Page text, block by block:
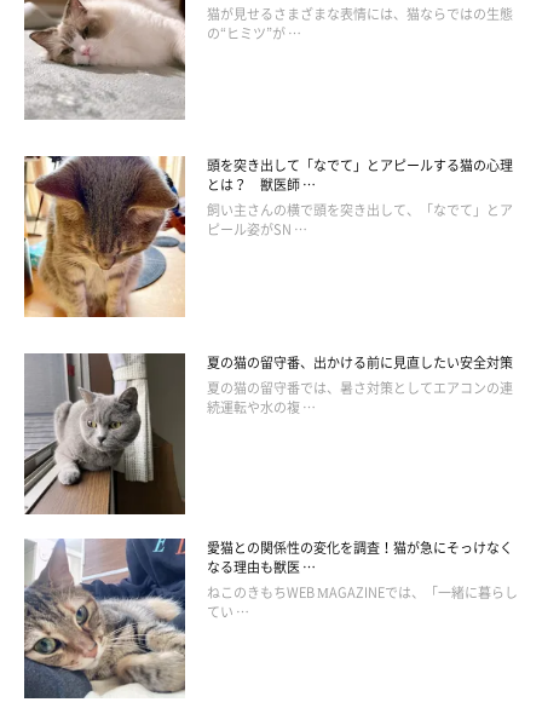
@uni_kuroneko
うにくんは飼い主さんの職場近くの田んぼに、ダンボール箱に入
れられ捨てられていたコでした。職場の方が発見し、保護したの
だといいます。
飼い主さん：
「ダンボール箱の中には子猫が2匹いたそうです。職場の方のお
猫が見せるさまざまな表情には、猫ならではの生態
の“ヒミツ”が …
頭を突き出して「なでて」とアピールする猫の心理
とは？ 獣医師 …
飼い主さんの横で頭を突き出して、「なでて」とア
ピール姿がSN …
夏の猫の留守番、出かける前に見直したい安全対策
夏の猫の留守番では、暑さ対策としてエアコンの連
続運転や水の複 …
愛猫との関係性の変化を調査！猫が急にそっけなく
なる理由も獣医 …
ねこのきもちWEB MAGAZINEでは、「一緒に暮らし
てい …